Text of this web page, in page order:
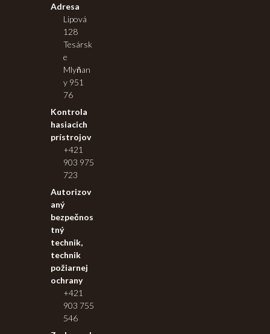
Adresa
Lipová
128
Tesársk
e
Mlyňan
y 951
76
Kontrola
hasiacich
prístrojov
+421
903 975
723
Autorizov
aný
bezpečnos
tný
technik,
technik
požiarnej
ochrany
+421
903 755
546